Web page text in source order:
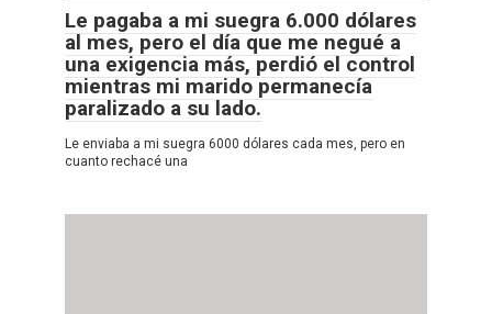
Le pagaba a mi suegra 6.000 dólares
al mes, pero el día que me negué a
una exigencia más, perdió el control
mientras mi marido permanecía
paralizado a su lado.
Le enviaba a mi suegra 6000 dólares cada mes, pero en
cuanto rechacé una